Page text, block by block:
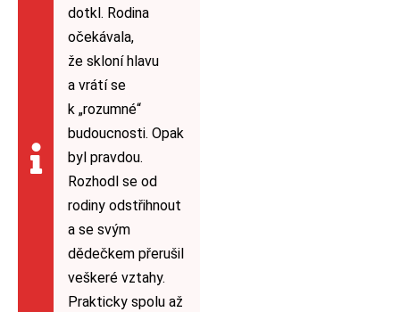
dotkl. Rodina
očekávala,
že skloní hlavu
a vrátí se
k „rozumné“
budoucnosti. Opak
byl pravdou.
Rozhodl se od
rodiny odstřihnout
a se svým
dědečkem přerušil
veškeré vztahy.
Prakticky spolu až